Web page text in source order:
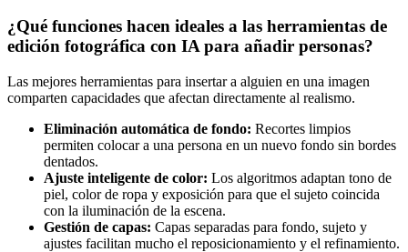
¿Qué funciones hacen ideales a las herramientas de
edición fotográfica con IA para añadir personas?
Las mejores herramientas para insertar a alguien en una imagen
comparten capacidades que afectan directamente al realismo.
Eliminación automática de fondo: Recortes limpios
permiten colocar a una persona en un nuevo fondo sin bordes
dentados.
Ajuste inteligente de color: Los algoritmos adaptan tono de
piel, color de ropa y exposición para que el sujeto coincida
con la iluminación de la escena.
Gestión de capas: Capas separadas para fondo, sujeto y
ajustes facilitan mucho el reposicionamiento y el refinamiento.